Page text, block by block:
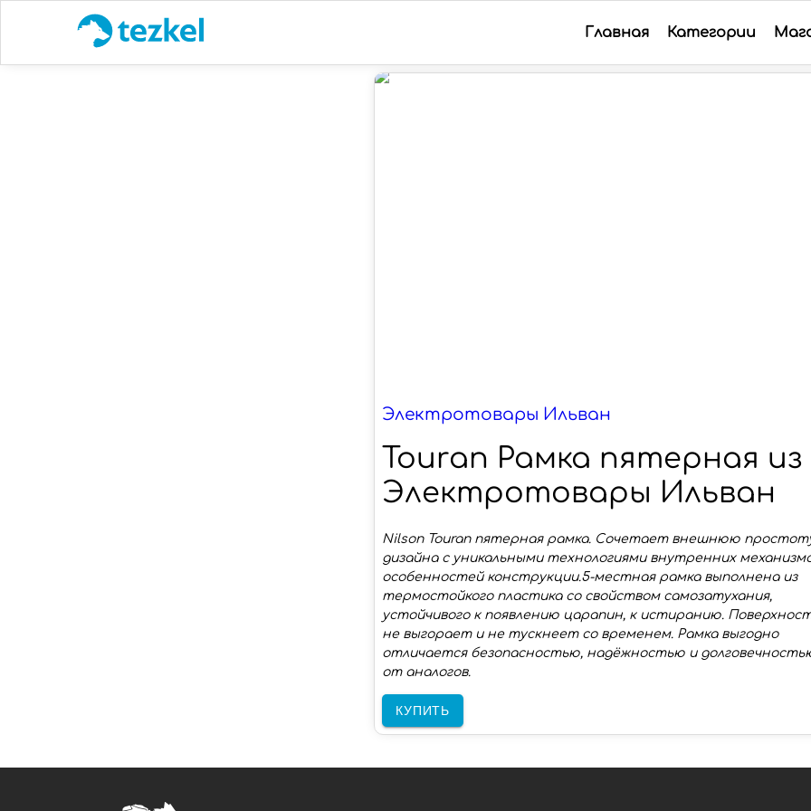
Главная Категории
Электротовары Ильван
Touran Рамка пятерная из
Электротовары Ильван
Nilson Touran пятерная рамка. Cочетает внешнюю
дизайна с уникальными технологиями внутренних
особенностей конструкции.5-местная рамка выполнена из
термостойкого пластика со свойством самозатухания,
устойчивого к появлению царапин, к истиранию.
не выгорает и не тускнеет со временем. Рамка выгодно
отличается безопасностью, надёжностью и
от аналогов.
КУПИТЬ